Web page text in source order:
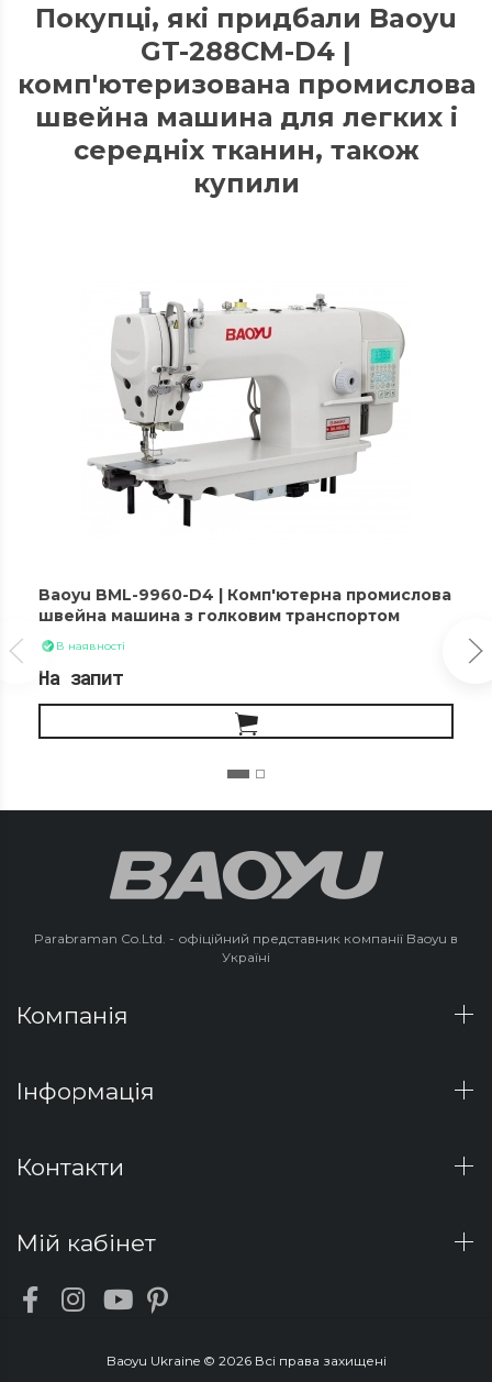
Покупці, які придбали Baoyu
GT-288CM-D4 |
комп'ютеризована промислова
швейна машина для легких і
середніх тканин, також
купили
Baoyu BML-9960-D4 | Комп'ютерна промислова
швейна машина з голковим транспортом
В наявності
На запит
Parabraman Co.Ltd. - офіційний представник компанії Baoyu в
Україні
Компанія
Інформація
Контакти
Мій кабінет
Baoyu Ukraine © 2026 Всі права захищені